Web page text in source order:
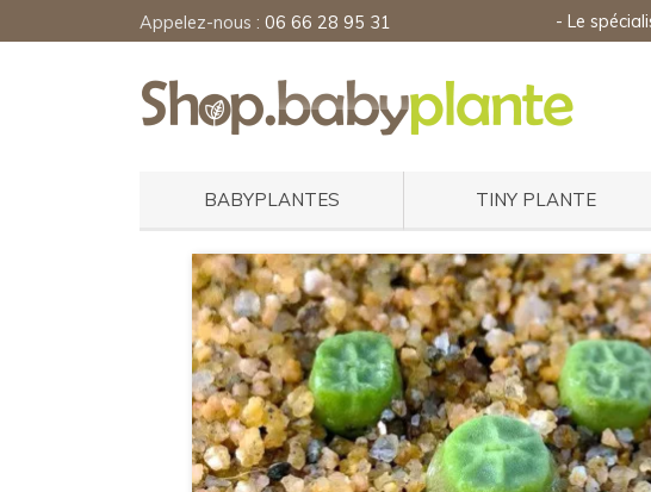
- Le
Appelez-nous : 06 66 28 95 31
BABYPLANTES TINY PLANTE